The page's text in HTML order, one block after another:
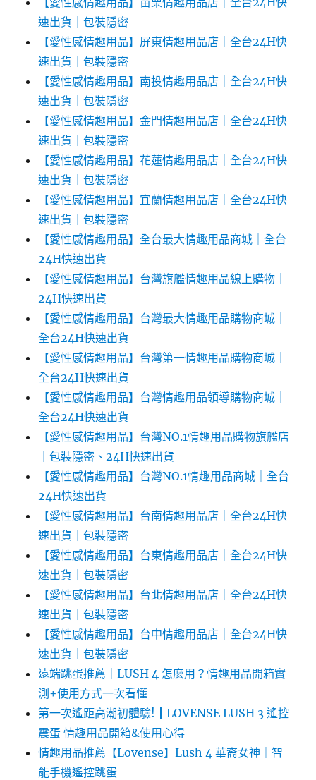
速出貨｜包裝隱密
【愛性感情趣用品】屏東情趣用品店｜全台24H快
速出貨｜包裝隱密
【愛性感情趣用品】南投情趣用品店｜全台24H快
速出貨｜包裝隱密
【愛性感情趣用品】金門情趣用品店｜全台24H快
速出貨｜包裝隱密
【愛性感情趣用品】花蓮情趣用品店｜全台24H快
速出貨｜包裝隱密
【愛性感情趣用品】宜蘭情趣用品店｜全台24H快
速出貨｜包裝隱密
【愛性感情趣用品】全台最大情趣用品商城｜全台
24H快速出貨
【愛性感情趣用品】台灣旗艦情趣用品線上購物｜
24H快速出貨
【愛性感情趣用品】台灣最大情趣用品購物商城｜
全台24H快速出貨
【愛性感情趣用品】台灣第一情趣用品購物商城｜
全台24H快速出貨
【愛性感情趣用品】台灣情趣用品領導購物商城｜
全台24H快速出貨
【愛性感情趣用品】台灣NO.1情趣用品購物旗艦店
｜包裝隱密、24H快速出貨
【愛性感情趣用品】台灣NO.1情趣用品商城｜全台
24H快速出貨
【愛性感情趣用品】台南情趣用品店｜全台24H快
速出貨｜包裝隱密
【愛性感情趣用品】台東情趣用品店｜全台24H快
速出貨｜包裝隱密
【愛性感情趣用品】台北情趣用品店｜全台24H快
速出貨｜包裝隱密
【愛性感情趣用品】台中情趣用品店｜全台24H快
速出貨｜包裝隱密
遠端跳蛋推薦｜LUSH 4 怎麼用？情趣用品開箱實
測+使用方式一次看懂
第一次遙距高潮初體驗!┃LOVENSE LUSH 3 遙控
震蛋 情趣用品開箱&使用心得
情趣用品推薦【Lovense】Lush 4 華裔女神｜智
能手機遙控跳蛋